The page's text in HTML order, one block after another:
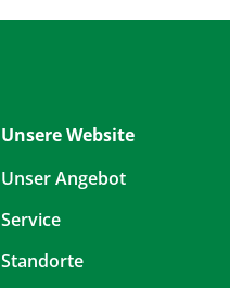
Unsere Website
Unser Angebot
Service
Standorte